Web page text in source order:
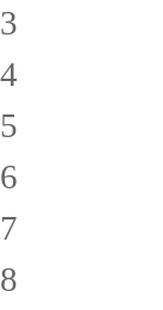
3
4
5
6
7
8